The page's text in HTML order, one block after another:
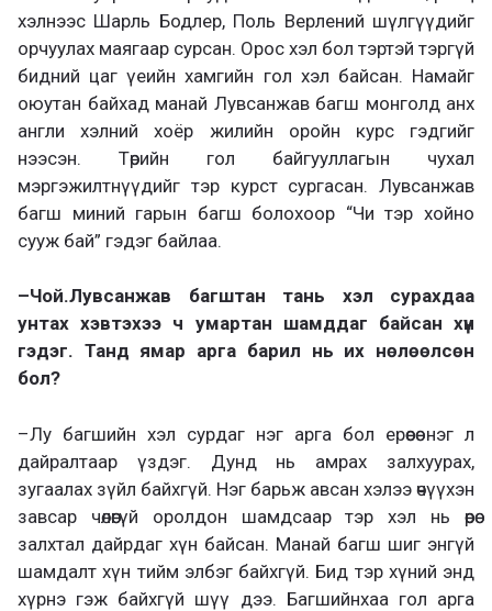
хэлнээс Шарль Бодлер, Поль Верлений шүлгүүдийг
орчуулах маягаар сурсан. Орос хэл бол тэртэй тэргүй
бидний цаг үеийн хамгийн гол хэл байсан. Намайг
оюутан байхад манай Лувсанжав багш монголд анх
англи хэлний хоёр жилийн оройн курс гэдгийг
нээсэн. Төрийн гол байгууллагын чухал
мэргэжилтнүүдийг тэр курст сургасан. Лувсанжав
багш миний гарын багш болохоор “Чи тэр хойно
сууж бай” гэдэг байлаа.
–Чой.Лувсанжав багштан тань хэл сурахдаа
унтах хэвтэхээ ч умартан шамддаг байсан хүн
гэдэг. Танд ямар арга барил нь их нөлөөлсөн
бол?
–Лу багшийн хэл сурдаг нэг арга бол ерөөсөө нэг л
дайралтаар үздэг. Дунд нь амрах залхуурах,
зугаалах зүйл байхгүй. Нэг барьж авсан хэлээ өчүүхэн
завсар чөлөөгүй оролдон шамдсаар тэр хэл нь өөрөө
залхтал дайрдаг хүн байсан. Манай багш шиг энгүй
шамдалт хүн тийм элбэг байхгүй. Бид тэр хүний энд
хүрнэ гэж байхгүй шүү дээ. Багшийнхаа гол арга